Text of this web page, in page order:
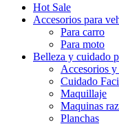
Hot Sale
Accesorios para
Para carro
Para moto
Belleza y cuidado
Accesorios y
Cuidado
Maquillaje
Maquinas
Planchas